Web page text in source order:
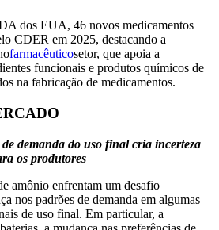
dos EUA, 46 novos medicamentos
CDER em 2025, destacando a
farmacêuticosetor, que apoia a
funcionais e produtos químicos de
​​na fabricação de medicamentos.
demanda do uso final cria incerteza
os produtores
amônio enfrentam um desafio
nos padrões de demanda em algumas
de uso final. Em particular, a